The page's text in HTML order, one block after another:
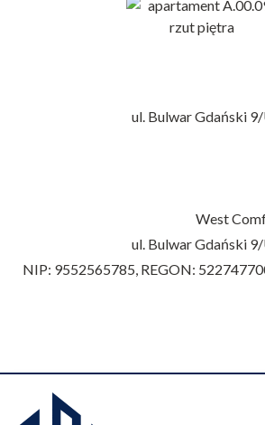
ul. Bulwar Gdański
West
ul. Bulwar Gdański
NIP: 9552565785, REGON: